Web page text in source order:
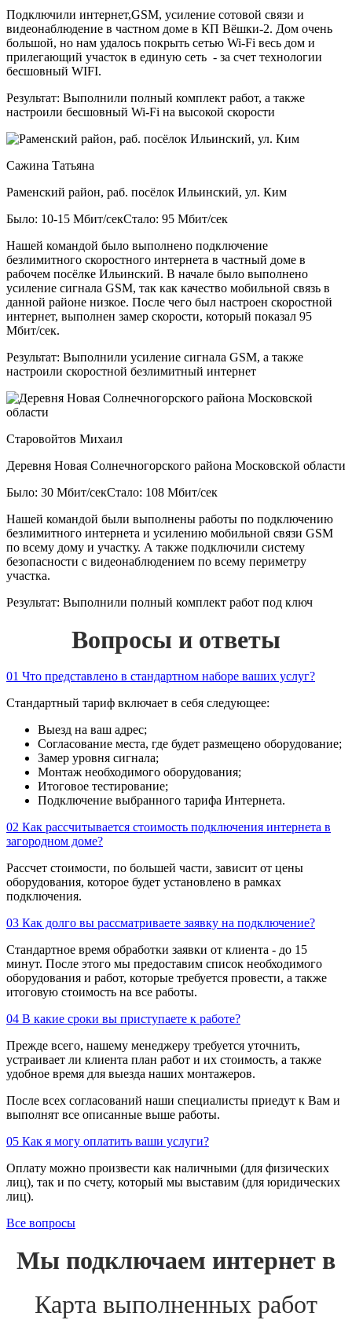
Подключили интернет,GSM, усиление сотовой связи и
видеонаблюдение в частном доме в КП Вёшки-2. Дом очень
большой, но нам удалось покрыть сетью Wi-Fi весь дом и
прилегающий участок в единую сеть - за счет технологии
бесшовный WIFI.
Результат: Выполнили полный комплект работ, а также
настроили бесшовный Wi-Fi на высокой скорости
Сажина Татьяна
Раменский район, раб. посёлок Ильинский, ул. Ким
Было: 10-15 Мбит/секСтало: 95 Мбит/сек
Нашей командой было выполнено подключение
безлимитного скоростного интернета в частный доме в
рабочем посёлке Ильинский. В начале было выполнено
усиление сигнала GSM, так как качество мобильной связь в
данной районе низкое. После чего был настроен скоростной
интернет, выполнен замер скорости, который показал 95
Мбит/сек.
Результат: Выполнили усиление сигнала GSM, а также
настроили скоростной безлимитный интернет
Старовойтов Михаил
Деревня Новая Солнечногорского района Московской области
Было: 30 Мбит/секСтало: 108 Мбит/сек
Нашей командой были выполнены работы по подключению
безлимитного интернета и усилению мобильной связи GSM
по всему дому и участку. А также подключили систему
безопасности с видеонаблюдением по всему периметру
участка.
Результат: Выполнили полный комплект работ под ключ
Вопросы и ответы
01 Что представлено в стандартном наборе ваших услуг?
Стандартный тариф включает в себя следующее:
Выезд на ваш адрес;
Согласование места, где будет размещено оборудование;
Замер уровня сигнала;
Монтаж необходимого оборудования;
Итоговое тестирование;
Подключение выбранного тарифа Интернета.
02 Как рассчитывается стоимость подключения интернета в
загородном доме?
Рассчет стоимости, по большей части, зависит от цены
оборудования, которое будет установлено в рамках
подключения.
03 Как долго вы рассматриваете заявку на подключение?
Стандартное время обработки заявки от клиента - до 15
минут. После этого мы предоставим список необходимого
оборудования и работ, которые требуется провести, а также
итоговую стоимость на все работы.
04 В какие сроки вы приступаете к работе?
Прежде всего, нашему менеджеру требуется уточнить,
устраивает ли клиента план работ и их стоимость, а также
удобное время для выезда наших монтажеров.
После всех согласований наши специалисты приедут к Вам и
выполнят все описанные выше работы.
05 Как я могу оплатить ваши услуги?
Оплату можно произвести как наличными (для физических
лиц), так и по счету, который мы выставим (для юридических
лиц).
Все вопросы
Мы подключаем интернет в
Карта выполненных работ